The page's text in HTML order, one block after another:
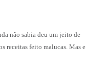
não sabia deu um jeito de
receitas feito malucas. Mas e